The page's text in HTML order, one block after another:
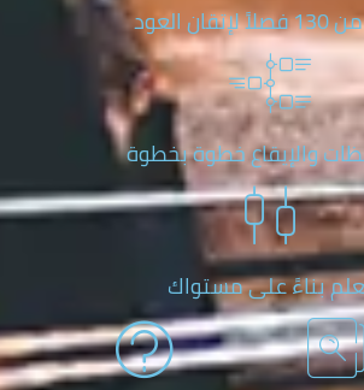
خطوة بخطوة
مستواك